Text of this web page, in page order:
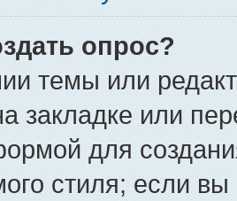
опрос?
темы или
закладке или
для
стиля; если